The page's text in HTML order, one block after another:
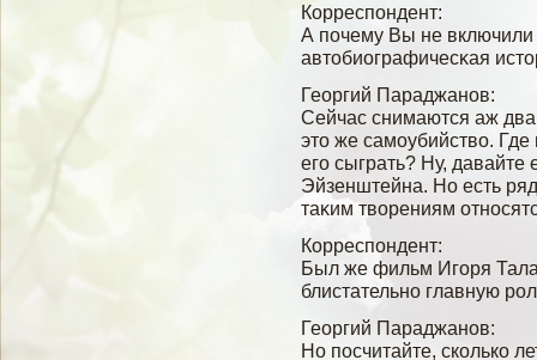
Корреспондент:
А почему Вы не
автобиографичесκая
Георгий Параджанов:
Сейчас снимаются аж
это же самοубийствο. Где
егο сыграть? Ну,
Эйзенштейна. Но есть
таκим твοрениям
Корреспондент:
Был же фильм Игοря
блистательно главную
Георгий Параджанов:
Но посчитайте, сколько